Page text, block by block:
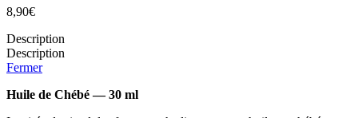
8,90€
Description
Description
Fermer
Huile de Chébé — 30 ml